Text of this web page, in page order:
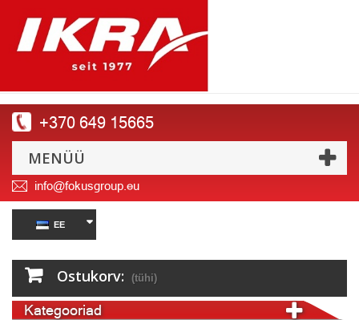
+370 649 15665
MENÜÜ
info@fokusgroup.eu
EE
Ostukorv: (tühi)
Kategooriad